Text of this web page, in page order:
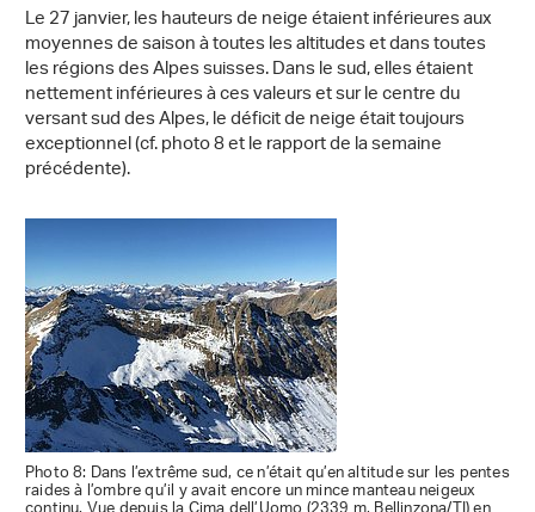
Le 27 janvier, les hauteurs de neige étaient inférieures aux
moyennes de saison à toutes les altitudes et dans toutes
les régions des Alpes suisses. Dans le sud, elles étaient
nettement inférieures à ces valeurs et sur le centre du
versant sud des Alpes, le déficit de neige était toujours
exceptionnel (cf. photo 8 et le rapport de la semaine
précédente).
Photo 8: Dans l’extrême sud, ce n’était qu’en altitude sur les pentes
raides à l’ombre qu’il y avait encore un mince manteau neigeux